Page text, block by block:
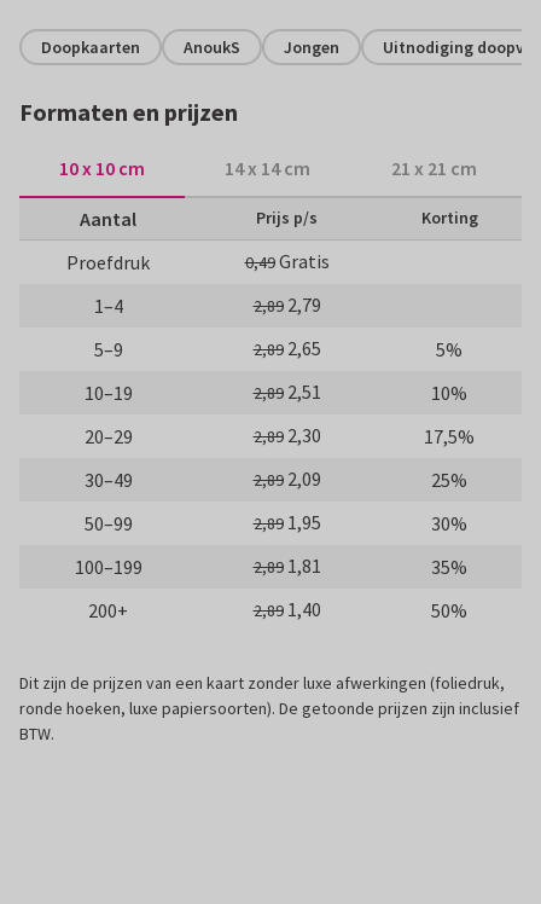
Doopkaarten AnoukS Jongen Uitnodiging
Formaten en prijzen
10 x 10 cm 14 x 14 cm 21 x 21 cm
Aantal Prijs p/s Korting
Proefdruk 0,49Gratis
1–4
2,89 2,79
5–9
2,89 2,65
5%
10–19
2,89 2,51
10%
20–29
2,89 2,30
17,5%
30–49
2,89 2,09
25%
50–99
2,89 1,95
30%
100–199
2,89 1,81
35%
200+
2,89 1,40 50%
Dit zijn de prijzen van een kaart zonder luxe afwerkingen (foliedruk,
ronde hoeken, luxe papiersoorten). De getoonde prijzen zijn inclusief
BTW.